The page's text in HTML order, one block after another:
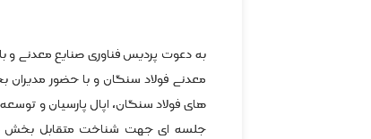
به دعوت پردیس فناوری صنایع معدنی و
معدنی فولاد سنگان و با حضور
های فولاد سنگان، اپال پارسیان و
جلسه ای جهت شناخت متقابل بخش